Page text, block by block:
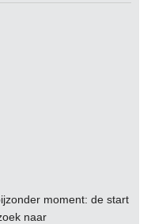
moment: de start
naar